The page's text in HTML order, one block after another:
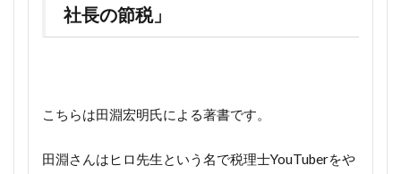
社長の節税」
こちらは田淵宏明氏による著書です。
田淵さんはヒロ先生という名で税理士YouTuberをや